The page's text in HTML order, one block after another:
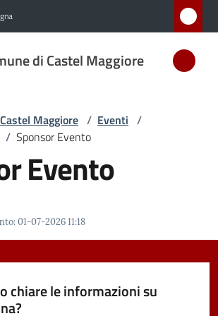
di Castel Maggiore
Maggiore / Eventi /
/ Sponsor Evento
Evento
:01-07-2026 11:18
chiare le informazioni su